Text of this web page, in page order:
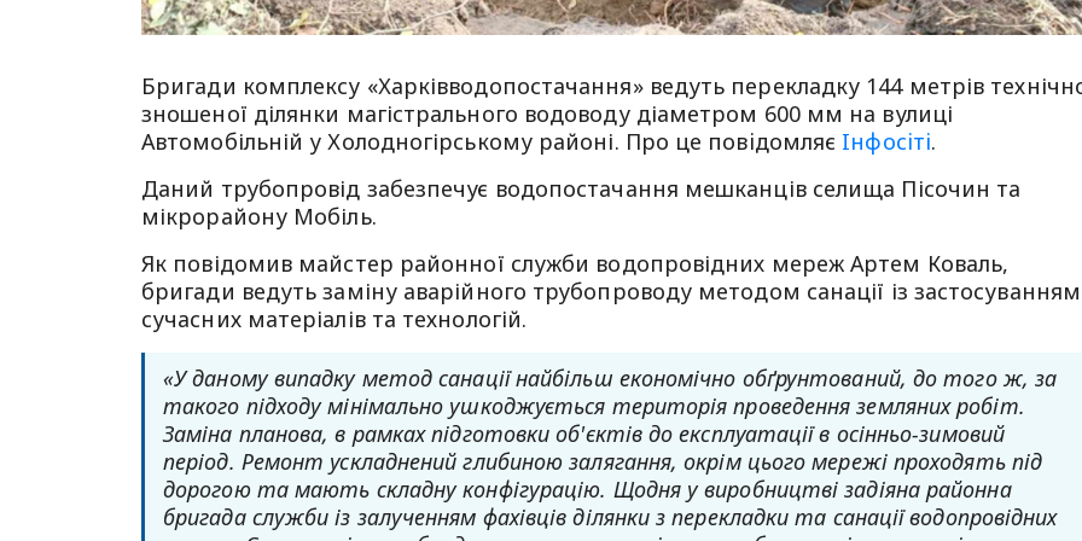
Бригади комплексу «Харківводопостачання» ведуть перекладку 144 метрів
зношеної ділянки магістрального водоводу діаметром 600 мм на вулиці
Автомобільній у Холодногірському районі. Про це повiдомляє Iнфосiтi.
Даний трубопровід забезпечує водопостачання мешканців селища Пісочин та
мікрорайону Мобіль.
Як повідомив майстер районної служби водопровідних мереж Артем Коваль,
бригади ведуть заміну аварійного трубопроводу методом санації із застосуванням
сучасних матеріалів та технологій.
«У даному випадку метод санації найбільш економічно обґрунтований, до того ж, за
такого підходу мінімально ушкоджується територія проведення земляних робіт.
Заміна планова, в рамках підготовки об'єктів до експлуатації в осінньо-зимовий
період. Ремонт ускладнений глибиною залягання, окрім цього мережі проходять під
дорогою та мають складну конфігурацію. Щодня у виробництві задіяна районна
бригада служби із залученням фахівців ділянки з перекладки та санації водопровідних